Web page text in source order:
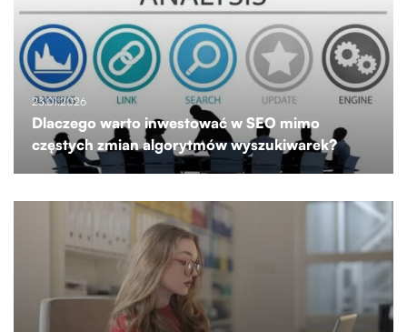
23.01.2026
Dlaczego warto inwestować w SEO mimo
częstych zmian algorytmów wyszukiwarek?